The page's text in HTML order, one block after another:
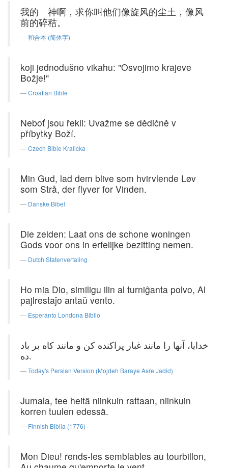
我的 神啊，求你叫他们像旋风的尘土，像风
前的碎秸。
和合本 (简体字)
koji jednodušno vikahu: "Osvojimo krajeve
Božje!"
Croatian Bible
Neboť jsou řekli: Uvažme se dědičně v
příbytky Boží.
Czech Bible Kralicka
Min Gud, lad dem blive som hvirvlende Løv
som Strå, der flyver for Vinden.
Danske Bibel
Die zeiden: Laat ons de schone woningen
Gods voor ons in erfelijke bezitting nemen.
Dutch Statenvertaling
Ho mia Dio, similigu ilin al turniĝanta polvo, Al
pajlrestaĵo antaŭ vento.
Esperanto Londona Biblio
خدایا، آنها را مانند غبار پراکنده کن و مانند کاه بر باد
ده.
Today's Persian Version (Mojdeh Baraye Asre Jadid)
Jumala, tee heitä niinkuin rattaan, niinkuin
korren tuulen edessä.
Finnish Biblia (1776)
Mon Dieu! rends-les semblables au tourbillon,